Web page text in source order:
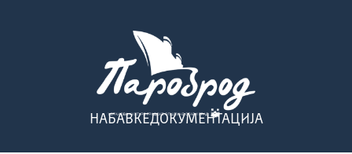
НАБАВКЕДОКУМЕНТАЦИЈА